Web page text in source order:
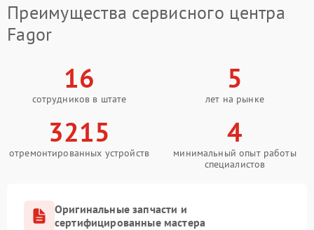
Преимущества сервисного центра
Fagor
16
сотрудников в штате
5
лет на рынке
3215
отремонтированных устройств
4
минимальный опыт работы
специалистов
Оригинальные запчасти и
сертифицированные мастера